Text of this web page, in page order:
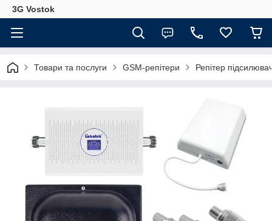
3G Vostok
Товари та послуги GSM-репітери Репітер